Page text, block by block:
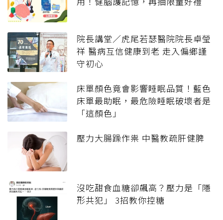
院長講堂／虎尾若瑟醫院院長卓瑩
祥 醫病互信健康到老 走入偏鄉謹
守初心
床單顏色竟會影響睡眠品質！藍色
床單最助眠，最危險睡眠破壞者是
「這顏色」
壓力大腸躁作祟 中醫教疏肝健脾
沒吃甜食血糖卻飆高？壓力是「隱
形共犯」 3招教你控糖